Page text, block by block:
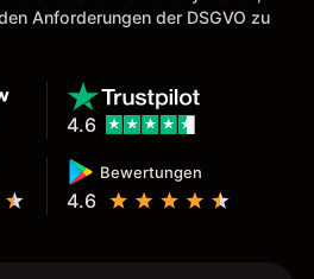
wie es
Anforderungen der DSGVO zu
Bewertungen
4.6
4.6